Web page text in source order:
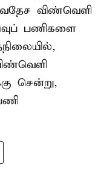
விண்வெளி
பணிகளை
சென்று,